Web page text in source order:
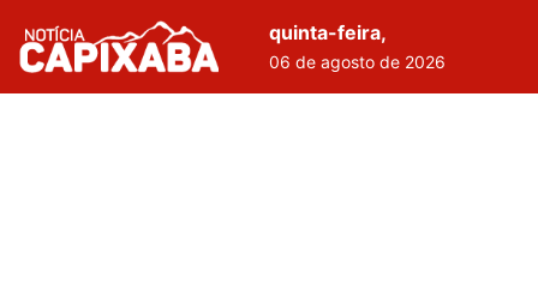
quinta-feira,
06 de agosto de 2026